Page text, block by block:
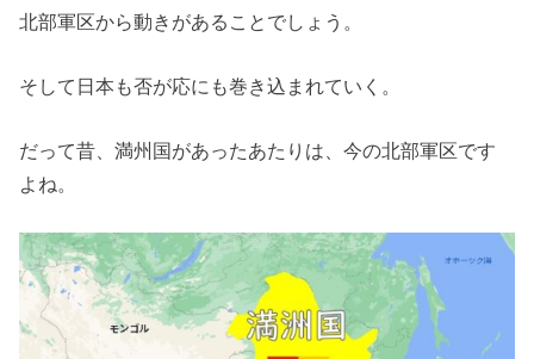
北部軍区から動きがあることでしょう。
そして日本も否が応にも巻き込まれていく。
だって昔、満州国があったあたりは、今の北部軍区です
よね。